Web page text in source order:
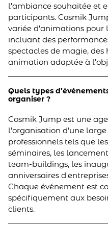
l'ambiance souhaitée et
participants. Cosmik
variée d'animations pour
incluant des
spectacles de magie,
animation adaptée à
Quels types
organiser ?
Cosmik Jump est une
l'organisation d'une
professionnels tels que
séminaires, les
team-buildings, les
anniversaires
Chaque événement est
spécifiquement aux
clients.